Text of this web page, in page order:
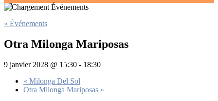
« Événements
Otra Milonga Mariposas
9 janvier 2028 @ 15:30 - 18:30
« Milonga Del Sol
Otra Milonga Mariposas »